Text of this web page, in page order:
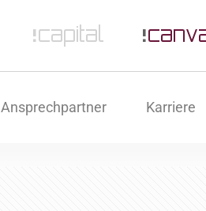
Ansprechpartner Karriere